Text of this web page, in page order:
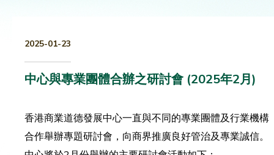
2025-01-23
中心與專業團體合辦之研討會 (2025年2月)
香港商業道德發展中心一直與不同的專業團體及行業機構
合作舉辦專題研討會，向商界推廣良好管治及專業誠信。